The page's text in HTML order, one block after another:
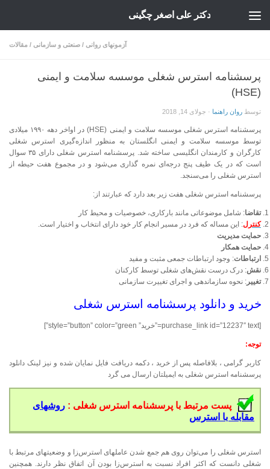
دکتر علی اصغر چگینی
آزمونهای روانی / صنعتی و سازمانی / مقالات
پرسشنامه استرس شغلی موسسه سلامت و ایمنی
(HSE)
توسط روان راهنما · جولای 14, 2018
پرسشنامه استرس شغلی موسسه سلامت و ایمنی (HSE) در اواخر دهه ۱۹۹۰ میلادی
توسط موسسه سلامت و ایمنی انگلستان به منظور اندازه‌گیری استرس شغلی
کارگران و کارمندان انگلیسی ساخته شد. پرسشنامه استرس شغلی دارای ۳۵ سوال
است که در یک طیف پنج درجه‌ای نمره گذاری می‌شود و در مجموع هفت حیطه از
استرس شغلی را می‌سنجد.
پرسشنامه استرس شغلی هفت زیر بعد دارد که عبارتند از:
تقاضا: شامل موضوعاتی مانند بارکاری، خصوصیات و محیط کار
کنترل: این مساله که فرد در مسیر انجام کار خود دارای انتخاب و اختیار است.
حمایت مدیریت
حمایت همکار
ارتباطات: وجود ارتباطات جمعی مثبت و مفید
نقش: درک درست نقش‌های شغلی توسط کارکنان
تغییر : نحوه سازماندهی و اجرای تغییرت سازمانی
خرید و دانلود پرسشنامه استرس شغلی
[purchase_link id=”12237″ text=”خرید” style=”button” color=”green”]
توجه:
کاربر گرامی ، بلافاصله پس از خرید ، دکمه دریافت فایل نمایان شده و نیز لینک دانلود
پرسشنامه استرس شغلی به ایمیلتان ارسال می گرد
پست مرتبط با پرسشنامه استرس شغلی : روشهای
مقابله با استرس
استرس شغلی را می‌توان روی هم جمع شدن عاملهای استرس‌زا و وضعیتهای مرتبط با
شغلی دانست که اکثر افراد نسبت به استرس‌زا بودن آن اتفاق نظر دارند. همچنین